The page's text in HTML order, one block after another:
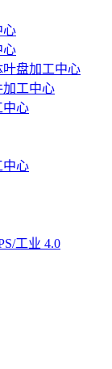
心
心
叶盘加工中心
加工中心
中心
中心
工业 4.0